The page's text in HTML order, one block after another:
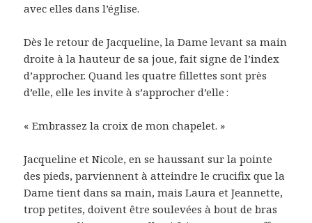
avec elles dans l’église.
Dès le retour de Jacqueline, la Dame levant sa main
droite à la hauteur de sa joue, fait signe de l’index
d’approcher. Quand les quatre fillettes sont près
d’elle, elle les invite à s’approcher d’elle :
« Embrassez la croix de mon chapelet. »
Jacqueline et Nicole, en se haussant sur la pointe
des pieds, parviennent à atteindre le crucifix que la
Dame tient dans sa main, mais Laura et Jeannette,
trop petites, doivent être soulevées à bout de bras